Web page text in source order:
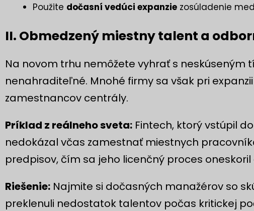
Použite dočasní vedúci expanzie zosúladenie
II. Obmedzený miestny talent a
Na novom trhu nemôžete vyhrať s neskúseným
nenahraditeľné. Mnohé firmy sa však pri
zamestnancov centrály.
Príklad z reálneho sveta: Fintech, ktorý vstúpil
nedokázal včas zamestnať miestnych
predpisov, čím sa jeho licenčný proces oneskoril
Riešenie: Najmite si dočasných manažérov so
preklenuli nedostatok talentov počas kritickej